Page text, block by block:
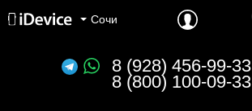
Сочи
8 (928) 456-99-33
8 (800) 100-09-33